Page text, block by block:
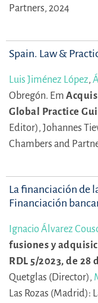
Partners, 2024
Spain. Law &
Luis Jiménez López,
Obregón. Em
Global Practice
Editor), Johannes
Chambers and
La financiación de
Financiación
Ignacio Álvarez
fusiones y
RDL 5/2023, de 28
Quetglas (Director),
Las Rozas (Madrid):